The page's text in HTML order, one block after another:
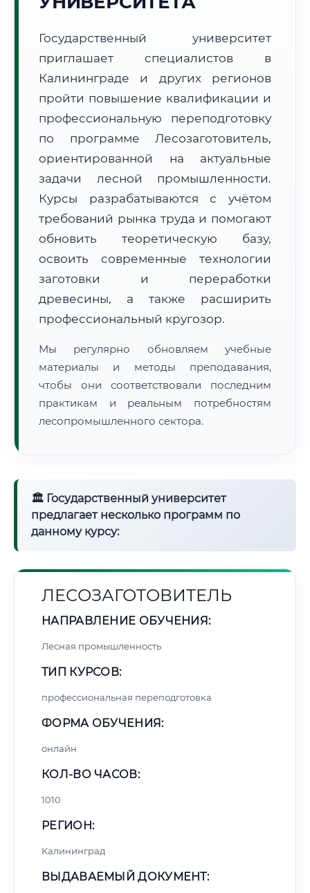
📍 Региональная справка г. Калининград
Субъект:
Калининградская область
Тел. код:
+7 (4012)
Почтовые индексы:
236000–236999
Часовой пояс:
МСК-1 (UTC+2)
Формат учебы:
Дистанционно
Расчет логистики оригиналов:
• Экспресс-доставка СДЭК / Почтой:6–8 рабочих дней
Нажмите на документ для увеличения и просмотра
Государственный университет
приглашает специалистов в
Калининграде и других регионов
пройти повышение квалификации и
профессиональную переподготовку
по программе Лесозаготовитель,
ориентированной на актуальные
задачи лесной промышленности.
Курсы разрабатываются с учётом
требований рынка труда и помогают
обновить теоретическую базу,
освоить современные технологии
заготовки и переработки
древесины, а также расширить
профессиональный кругозор.
Мы регулярно обновляем учебные
материалы и методы преподавания,
чтобы они соответствовали последним
практикам и реальным потребностям
лесопромышленного сектора.
🏛 Государственный университет
предлагает несколько программ по
данному курсу:
ЛЕСОЗАГОТОВИТЕЛЬ
НАПРАВЛЕНИЕ ОБУЧЕНИЯ:
Лесная промышленность
ТИП КУРСОВ:
профессиональная переподготовка
ФОРМА ОБУЧЕНИЯ:
онлайн
КОЛ-ВО ЧАСОВ:
1010
РЕГИОН:
Калининград
ВЫДАВАЕМЫЙ ДОКУМЕНТ: